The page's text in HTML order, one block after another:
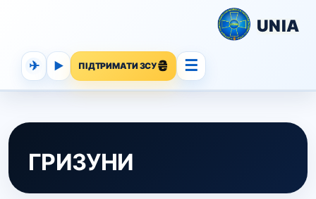
UNIA
✈ ▶ ПІДТРИМАТИ ЗСУ ☰
ГРИЗУНИ